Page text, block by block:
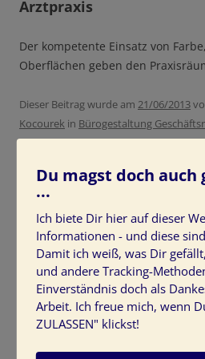
Arztpraxis
Der kompetente Einsatz von
Oberflächen geben den
Dieser Beitrag wurde am 21/06/2013
Kocourek in Bürogestaltung
Schlagworte:Arztpraxis,Farbdesign,
Praxisgestaltung,Senioren.
Farben im
beruhigend auf
Du magst doch auch
...
Ich biete Dir hier auf dieser
Informationen - und diese
Damit ich weiß, was Dir
und andere Tracking-
Einverständnis doch als
Arbeit. Ich freue mich, wenn
ZULASSEN" klickst!